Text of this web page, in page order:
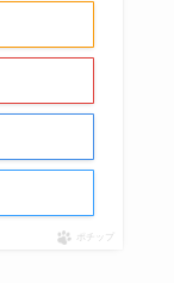
ポチップ